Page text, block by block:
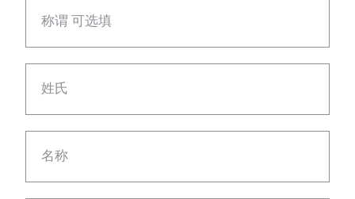
称谓 可选填
姓氏
名称